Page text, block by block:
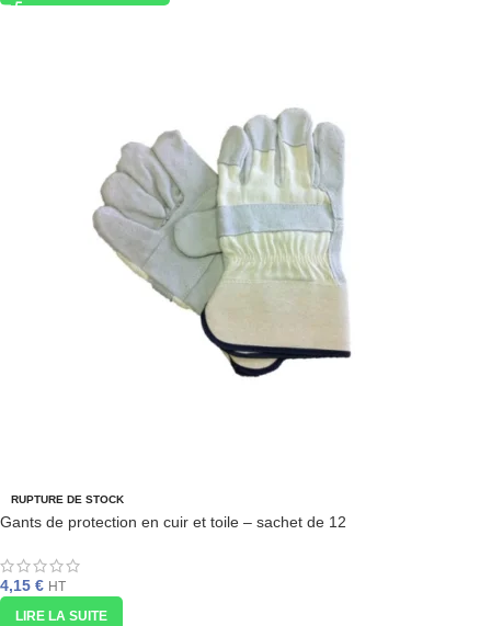
RUPTURE DE STOCK
Gants de protection en cuir et toile – sachet de 12
4,15 € HT
LIRE LA SUITE